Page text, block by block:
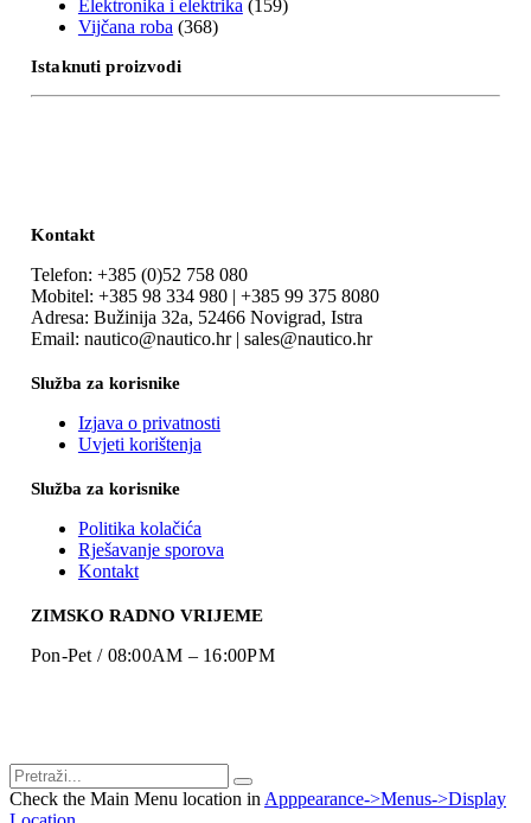
Elektronika i elektrika (159)
Vijčana roba (368)
Istaknuti proizvodi
Kontakt
Telefon: +385 (0)52 758 080
Mobitel: +385 98 334 980 | +385 99 375 8080
Adresa: Bužinija 32a, 52466 Novigrad, Istra
Email: nautico@nautico.hr | sales@nautico.hr
Služba za korisnike
Izjava o privatnosti
Uvjeti korištenja
Služba za korisnike
Politika kolačića
Rješavanje sporova
Kontakt
ZIMSKO RADNO VRIJEME
Pon-Pet / 08:00AM – 16:00PM
Check the Main Menu location in Apppearance->Menus->Display